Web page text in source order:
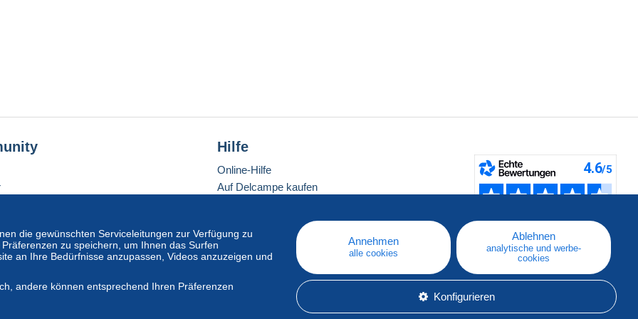
die gewünschten Serviceleitungen zur Verfügung zu
zu speichern, um Ihnen das Surfen
an Ihre Bedürfnisse anzupassen, Videos anzuzeigen und
andere können entsprechend Ihren Präferenzen
Annehmen
alle cookies
Ablehnen
analytische und werbe-
cookies
Konfigurieren
Hilfe
Online-Hilfe
Auf Delcampe kaufen
Eine sichere Website